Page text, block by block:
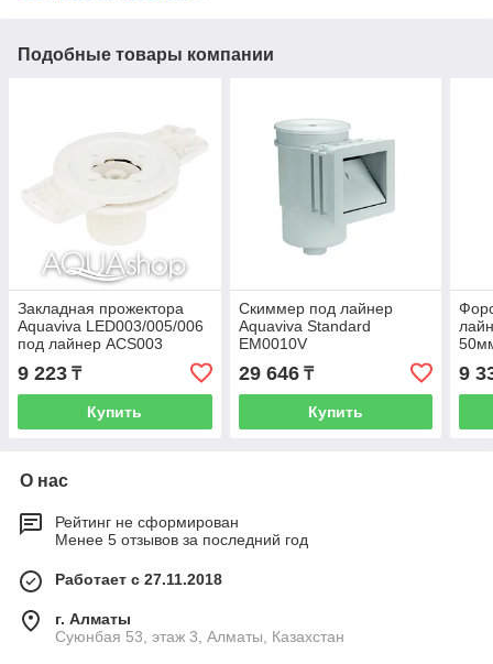
Подобные товары компании
Закладная прожектора
Aquaviva LED003/005/006
под лайнер ACS003
9 223 ₸
Купить
Скиммер под лайнер
Aquaviva Standard
EM0010V
29 646₸
Купить
9
О нас
Рейтинг не сформирован
Менее 5 отзывов за последний год
Работает с 27.11.2018
г. Алматы
Суюнбая 53, этаж 3, Алматы, Казахстан